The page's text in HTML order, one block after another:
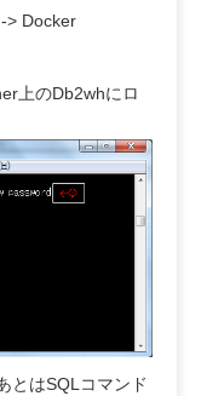
> Docker
上のDb2whにロ
とはSQLコマンド